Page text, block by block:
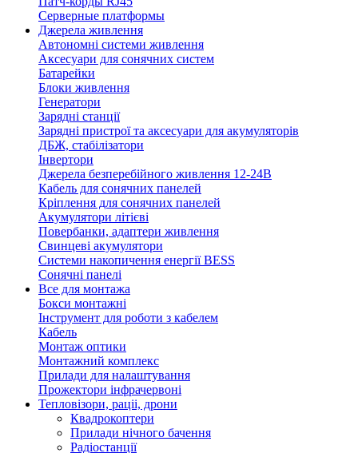
Серверные платформы
Джерела живлення
Автономні системи живлення
Аксесуари для сонячних систем
Батарейки
Блоки живлення
Генератори
Зарядні станції
Зарядні пристрої та аксесуари для акумуляторів
ДБЖ, стабілізатори
Інвертори
Джерела безперебійного живлення 12-24В
Кабель для сонячних панелей
Кріплення для сонячних панелей
Акумулятори літієві
Повербанки, адаптери живлення
Свинцеві акумулятори
Системи накопичення енергії BESS
Сонячні панелі
Все для монтажа
Бокси монтажні
Інструмент для роботи з кабелем
Кабель
Монтаж оптики
Монтажний комплекс
Прилади для налаштування
Прожектори інфрачервоні
Тепловізори, раціі, дрони
Квадрокоптери
Прилади нічного бачення
Радіостанції